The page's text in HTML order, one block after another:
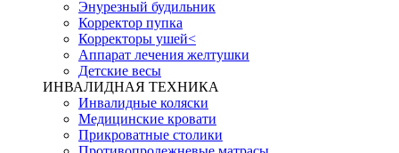
Энурезный будильник
Корректор пупка
Корректоры ушей<
Аппарат лечения желтушки
Детские весы
ИНВАЛИДНАЯ ТЕХНИКА
Инвалидные коляски
Медицинские кровати
Прикроватные столики